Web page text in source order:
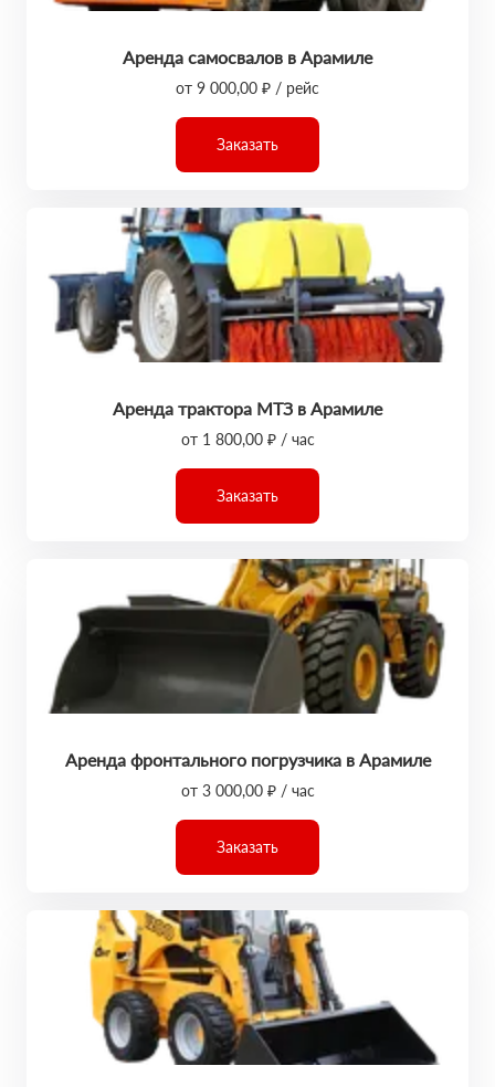
Аренда самосвалов в Арамиле
от 9 000,00 ₽ / рейс
Заказать
Аренда трактора МТЗ в Арамиле
от 1 800,00 ₽ / час
Заказать
Аренда фронтального погрузчика в Арамиле
от 3 000,00 ₽ / час
Заказать